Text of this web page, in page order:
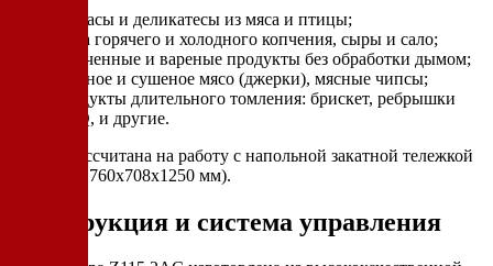
колбасы и деликатесы из мяса и птицы;
рыба горячего и холодного копчения, сыры и сало;
запеченные и вареные продукты без обработки дымом;
вяленое и сушеное мясо (джерки), мясные чипсы;
продукты длительного томления: брискет, ребрышки
BBQ, и другие.
Камера рассчитана на работу с напольной закатной тележкой
(габариты 760x708x1250 мм).
Конструкция и система управления